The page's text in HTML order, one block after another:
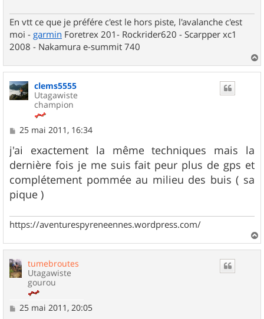
En vtt ce que je préfére c'est le hors piste, l'avalanche c'est
moi - garmin Foretrex 201- Rockrider620 - Scarpper xc1
2008 - Nakamura e-summit 740
a
clems5555
Utagawiste
champion
M
s
s
a
g
e
25 mai 2011, 16:34
j'ai exactement la même techniques mais la
dernière fois je me suis fait peur plus de gps et
complétement pommée au milieu des buis ( sa
pique )
https://aventurespyreneennes.wordpress.com/
a
tumebroutes
Utagawiste
gourou
M
25 mai 2011, 20:05